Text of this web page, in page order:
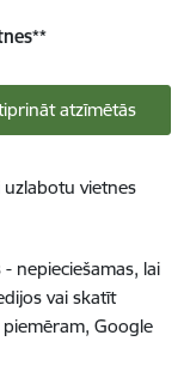
**
atzīmētās
uzlabotu vietnes
nepieciešamas, lai
vai skatīt
Google